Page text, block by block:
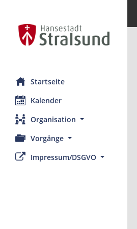
Startseite
Kalender
Organisation
Vorgänge
Impressum/DSGVO